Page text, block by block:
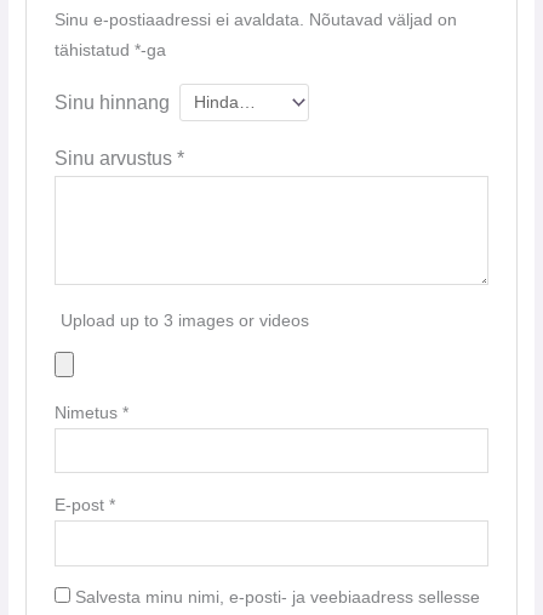
Sinu e-postiaadressi ei avaldata. Nõutavad väljad on
tähistatud *-ga
Sinu hinnang
Sinu arvustus *
Upload up to 3 images or videos
Nimetus *
E-post *
Salvesta minu nimi, e-posti- ja veebiaadress sellesse